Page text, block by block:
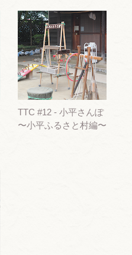
TTC #12 - 小平さんぽ
〜小平ふるさと村編〜